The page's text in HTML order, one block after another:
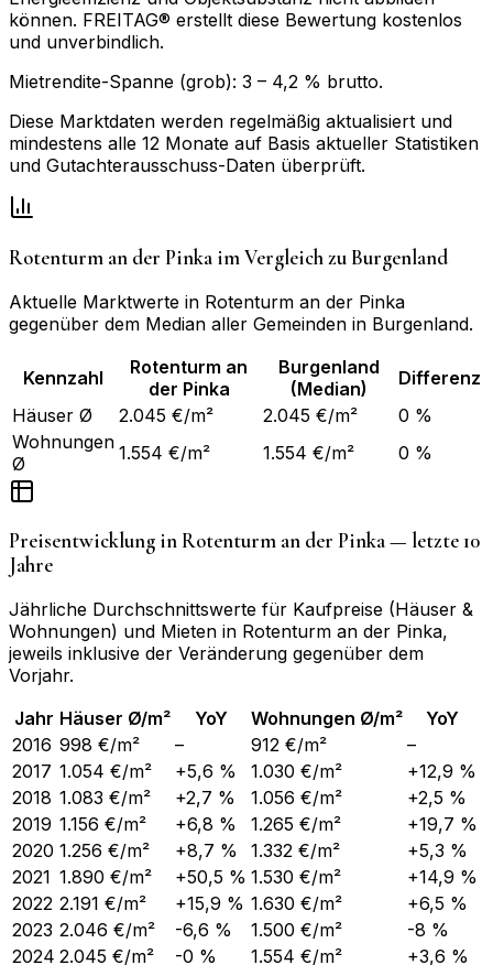
können. FREITAG® erstellt diese Bewertung kostenlos
und unverbindlich.
Mietrendite-Spanne (grob): 3 – 4,2 % brutto.
Diese Marktdaten werden regelmäßig aktualisiert und
mindestens alle 12 Monate auf Basis aktueller Statistiken
und Gutachterausschuss-Daten überprüft.
Rotenturm an der Pinka im Vergleich zuBurgenland
Aktuelle Marktwerte in Rotenturm an der Pinka
gegenüber dem Median aller Gemeinden in Burgenland.
Kennzahl
Rotenturm an
der Pinka
Burgenland
(Median)
Differenz
Häuser Ø
2.045 €/m² 2.045 €/m²
0 %
Wohnungen
Ø
1.554 €/m² 1.554 €/m² 0 %
Preisentwicklung inRotenturm an der Pinka— letzte 10
Jahre
Jährliche Durchschnittswerte für Kaufpreise (Häuser &
Wohnungen) und Mieten in Rotenturm an der Pinka,
jeweils inklusive der Veränderung gegenüber dem
Vorjahr.
Jahr Häuser Ø/m² YoY Wohnungen Ø/m²
YoY
2016 998 €/m² – 912 €/m²
–
2017 1.054 €/m² +5,6 % 1.030 €/m²
+12,9 %
2018 1.083 €/m² +2,7 % 1.056 €/m²
+2,5 %
2019 1.156 €/m² +6,8 % 1.265 €/m²
+19,7 %
2020 1.256 €/m² +8,7 % 1.332 €/m²
+5,3 %
2021 1.890 €/m² +50,5 % 1.530 €/m²
+14,9 %
2022 2.191 €/m² +15,9 % 1.630 €/m²
+6,5 %
2023 2.046 €/m² -6,6 % 1.500 €/m²
-8 %
2024 2.045 €/m² -0 % 1.554 €/m²
+3,6 %